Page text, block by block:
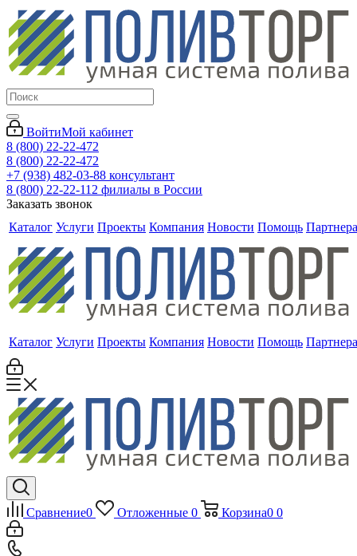
ВойтиМой кабинет
8 (800) 22-22-472
8 (800) 22-22-472
+7 (938) 482-03-88 консультант
8 (800) 22-22-112 филиалы в России
Заказать звонок
Каталог Услуги Проекты Компания Новости Помощь
Каталог Услуги Проекты Компания Новости Помощь
Сравнение0 Отложенные 0 Корзина0 0